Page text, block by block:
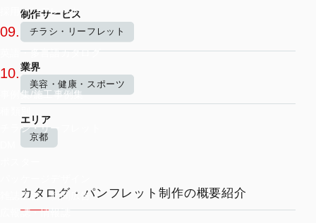
採用パンフレット
09.
英語・多言語カタログ
10.
事例集/施工事例集
チラシ・リーフレット
雑誌広告・新聞広告
広報誌・情報誌
制作サービス
チラシ・リーフレット
業界
美容・健康・スポーツ
エリア
京都
カタログ・パンフレット制作の概要紹介